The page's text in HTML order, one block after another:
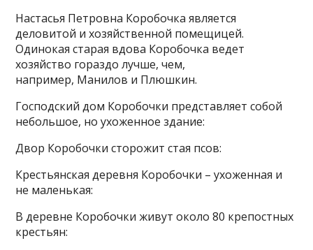
Настасья Петровна Коробочка является
деловитой и хозяйственной помещицей.
Одинокая старая вдова Коробочка ведет
хозяйство гораздо лучше, чем,
например, Манилов и Плюшкин.
Господский дом Коробочки представляет собой
небольшое, но ухоженное здание:
Двор Коробочки сторожит стая псов:
Крестьянская деревня Коробочки – ухоженная и
не маленькая:
В деревне Коробочки живут около 80 крепостных
крестьян: